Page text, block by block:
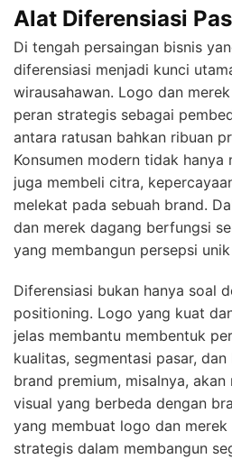
Alat Diferensiasi
Di tengah persaingan bisnis
diferensiasi menjadi kunci
wirausahawan. Logo dan
peran strategis sebagai
antara ratusan bahkan ribuan
Konsumen modern tidak
juga membeli citra,
melekat pada sebuah brand.
dan merek dagang berfungsi
yang membangun persepsi
Diferensiasi bukan hanya soal
positioning. Logo yang kuat
jelas membantu membentuk
kualitas, segmentasi pasar,
brand premium, misalnya,
visual yang berbeda dengan
yang membuat logo dan
strategis dalam membangun